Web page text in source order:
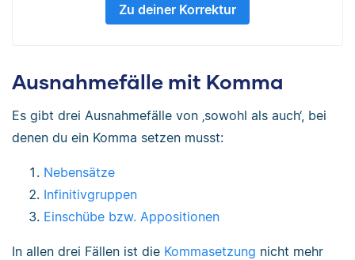
Zu deiner Korrektur
Ausnahmefälle mit Komma
Es gibt drei Ausnahmefälle von ‚sowohl als auch‘, bei
denen du ein Komma setzen musst:
Nebensätze
Infinitivgruppen
Einschübe bzw. Appositionen
In allen drei Fällen ist die Kommasetzung nicht mehr